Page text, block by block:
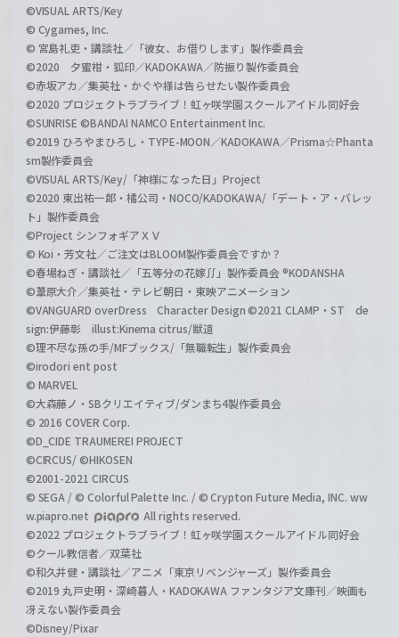
©VISUAL ARTS/Key
© Cygames, Inc.
© 宮島礼吏・講談社／「彼女、お借りします」製作委員会
©2020 夕蜜柑・狐印／KADOKAWA／防振り製作委員会
©赤坂アカ／集英社・かぐや様は告らせたい製作委員会
©2020 プロジェクトラブライブ！虹ヶ咲学園スクールアイドル同好会
©SUNRISE ©BANDAI NAMCO Entertainment Inc.
©2019 ひろやまひろし・TYPE-MOON／KADOKAWA／Prisma☆Phanta
sm製作委員会
©VISUAL ARTS/Key/「神様になった日」Project
©2020 東出祐一郎・橘公司・NOCO/KADOKAWA/「デート・ア・バレッ
ト」製作委員会
©Project シンフォギアＸＶ
© Koi・芳文社／ご注文はBLOOM製作委員会ですか？
©春場ねぎ・講談社／「五等分の花嫁∬」製作委員会 ®KODANSHA
©葦原大介／集英社・テレビ朝日・東映アニメーション
©VANGUARD overDress Character Design ©2021 CLAMP・ST de
sign:伊藤彰 illust:Kinema citrus/獣道
©理不尽な孫の手/MFブックス/「無職転生」製作委員会
©irodori ent post
© MARVEL
©大森藤ノ・SBクリエイティブ/ダンまち4製作委員会
© 2016 COVER Corp.
©D_CIDE TRAUMEREI PROJECT
©CIRCUS/ ©HIKOSEN
©2001-2021 CIRCUS
© SEGA / © Colorful Palette Inc. / © Crypton Future Media, INC. ww
w.piapro.net
All rights reserved.
©2022 プロジェクトラブライブ！虹ヶ咲学園スクールアイドル同好会
©クール教信者／双葉社
©和久井健・講談社／アニメ「東京リベンジャーズ」製作委員会
©2019 丸戸史明・深崎暮人・KADOKAWA ファンタジア文庫刊／映画も
冴えない製作委員会
©Disney/Pixar